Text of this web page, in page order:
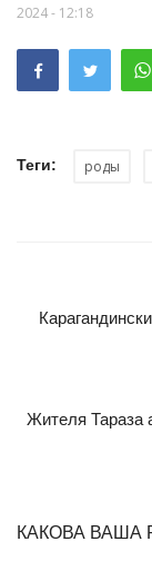
2024 - 12:18
Теги: роды
Жителя Тараза
КАКОВА ВАША